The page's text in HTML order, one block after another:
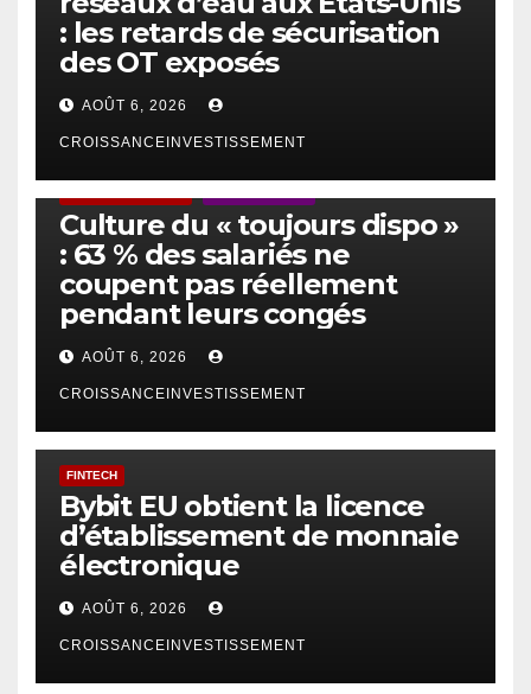
: les retards de sécurisation
des OT exposés
AOÛT 6, 2026
CROISSANCEINVESTISSEMENT
Culture du « toujours dispo »
: 63 % des salariés ne
coupent pas réellement
pendant leurs congés
AOÛT 6, 2026
CROISSANCEINVESTISSEMENT
FINTECH
Bybit EU obtient la licence
d’établissement de monnaie
électronique
AOÛT 6, 2026
CROISSANCEINVESTISSEMENT